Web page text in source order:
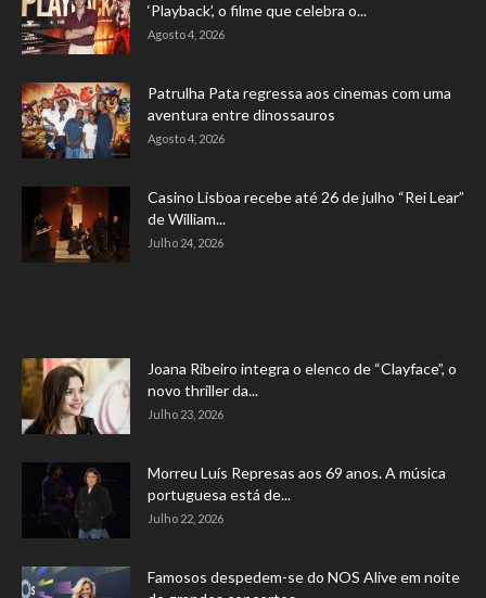
‘Playback’, o filme que celebra o...
Agosto 4, 2026
Patrulha Pata regressa aos cinemas com uma
aventura entre dinossauros
Agosto 4, 2026
Casino Lisboa recebe até 26 de julho “Rei Lear”
de William...
Julho 24, 2026
Joana Ribeiro integra o elenco de “Clayface”, o
novo thriller da...
Julho 23, 2026
Morreu Luís Represas aos 69 anos. A música
portuguesa está de...
Julho 22, 2026
Famosos despedem-se do NOS Alive em noite